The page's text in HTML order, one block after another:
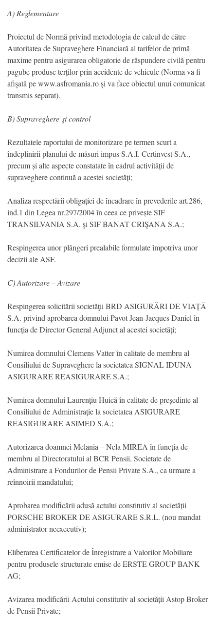
A) Reglementare
Proiectul de Normă privind metodologia de calcul de către
Autoritatea de Supraveghere Financiară al tarifelor de primă
maxime pentru asigurarea obligatorie de răspundere civilă pentru
pagube produse terților prin accidente de vehicule (Norma va fi
afişată pe www.asfromania.ro şi va face obiectul unui comunicat
transmis separat).
B) Supraveghere şi control
Rezultatele raportului de monitorizare pe termen scurt a
îndeplinirii planului de măsuri impus S.A.I. Certinvest S.A.,
precum și alte aspecte constatate în cadrul activității de
supraveghere continuă a acestei societăți;
Analiza respectării obligației de încadrare în prevederile art.286,
ind.1 din Legea nr.297/2004 în ceea ce privește SIF
TRANSILVANIA S.A. şi SIF BANAT CRIŞANA S.A.;
Respingerea unor plângeri prealabile formulate împotriva unor
decizii ale ASF.
C) Autorizare – Avizare
Respingerea solicitării societăţii BRD ASIGURĂRI DE VIAȚĂ
S.A. privind aprobarea domnului Pavot Jean-Jacques Daniel în
funcția de Director General Adjunct al acestei societăţi;
Numirea domnului Clemens Vatter în calitate de membru al
Consiliului de Supraveghere la societatea SIGNAL IDUNA
ASIGURARE REASIGURARE S.A.;
Numirea domnului Laurențiu Huică în calitate de președinte al
Consiliului de Administrație la societatea ASIGURARE
REASIGURARE ASIMED S.A.;
Autorizarea doamnei Melania – Nela MIREA în funcția de
membru al Directoratului al BCR Pensii, Societate de
Administrare a Fondurilor de Pensii Private S.A., ca urmare a
reînnoirii mandatului;
Aprobarea modificării adusă actului constitutiv al societății
PORSCHE BROKER DE ASIGURARE S.R.L. (nou mandat
administrator neexecutiv);
Eliberarea Certificatelor de Înregistrare a Valorilor Mobiliare
pentru produsele structurate emise de ERSTE GROUP BANK
AG;
Avizarea modificării Actului constitutiv al societății Astop Broker
de Pensii Private;